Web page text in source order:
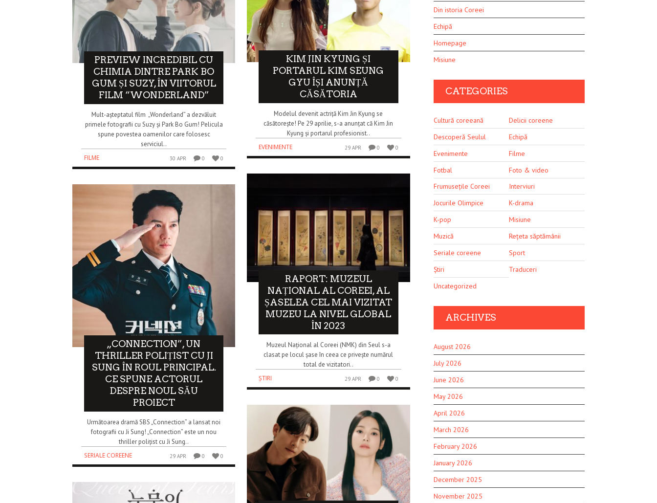
PREVIEW INCREDIBIL CU
CHIMIA DINTRE PARK BO
GUM ȘI SUZY, ÎN VIITORUL
FILM “WONDERLAND”
Mult-așteptatul film „Wonderland” a dezvăluit
primele fotografii cu Suzy și Park Bo Gum! Pelicula
spune povestea oamenilor care folosesc
serviciul..
FILME
30 APR 0 0
„CONNECTION”, UN
THRILLER POLIȚIST CU JI
SUNG ÎN ROUL PRINCIPAL.
CE SPUNE ACTORUL
DESPRE NOUL SĂU
PROIECT
Următoarea dramă SBS „Connection” a lansat noi
fotografii cu Ji Sung! „Connection” este un nou
thriller polițist cu Ji Sung..
SERIALE COREENE
29 APR 0 0
KIM JIN KYUNG ȘI
PORTARUL KIM SEUNG
GYU ÎȘI ANUNȚĂ
CĂSĂTORIA
Modelul devenit actriță Kim Jin Kyung se
căsătorește! Pe 29 aprilie, s-a anunțat că Kim Jin
Kyung și portarul profesionist..
EVENIMENTE
29 APR 0 0
RAPORT: MUZEUL
NAȚIONAL AL COREEI, AL
ȘASELEA CEL MAI VIZITAT
MUZEU LA NIVEL GLOBAL
ÎN 2023
Muzeul Național al Coreei (NMK) din Seul s-a
clasat pe locul șase în ceea ce privește numărul
total de vizitatori..
ȘTIRI
29 APR 0 0
Din istoria Coreei
Echipă
Homepage
Misiune
CATEGORIES
Cultură coreeană
Delicii coreene
Descoperă Seulul
Echipă
Evenimente
Filme
Fotbal
Foto & video
Frumusețile Coreei
Interviuri
Jocurile Olimpice
K-drama
K-pop
Misiune
Muzică
Rețeta săptămânii
Seriale coreene
Sport
Știri
Traduceri
Uncategorized
ARCHIVES
August 2026
July 2026
June 2026
May 2026
April 2026
March 2026
February 2026
January 2026
December 2025
November 2025